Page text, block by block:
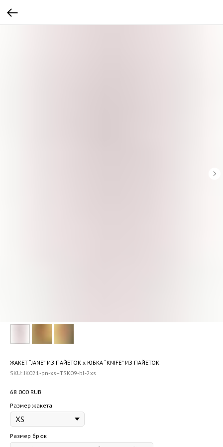
ЖАКЕТ “JANE” ИЗ ПАЙЕТОК x ЮБКА “KNIFE” ИЗ ПАЙЕТОК
SKU:JK021-pn-xs+TSK09-bl-2xs
68 000 RUB
Размер жакета
Размер брюк